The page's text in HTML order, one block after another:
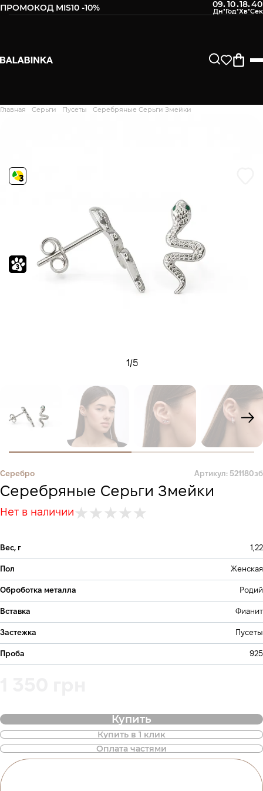
ПРОМОКОД MIS10 -10% 09:10:18:39
Главная Серьги Пусеты Серебряные Серьги Змейки
1/5
Серебро Артикул: 521180зб
Серебряные Серьги Змейки
Нет в наличии
Вес, г 1,22
Пол Женская
Оброботка металла Родий
Вставка Фианит
Застежка Пусеты
Проба 925
Купить
Купить в 1 клик
Оплата частями
Также доступна покупка товара в
оплату частями
Дякуємо. Ваш відгук
отправлено СМС о его наличии в нашем магазине.